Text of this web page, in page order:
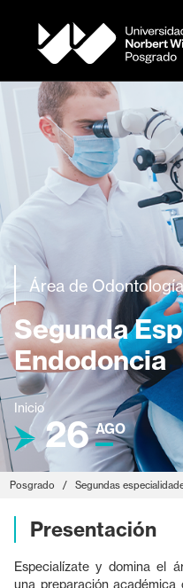
Área de Odontología
Segunda
Endodoncia
Inicio
26 AGO
Posgrado / Segundas
Presentación
Especialízate y domina el
una preparación